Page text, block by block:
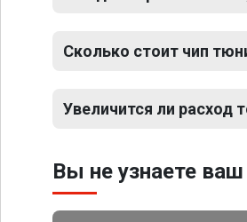
Сколько стоит чип
Увеличится ли расход
Вы не узнаете